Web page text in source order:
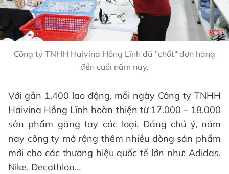
Công ty TNHH Haivina Hồng Lĩnh đã "chốt" đơn hàng
đến cuối năm nay.
Với gần 1.400 lao động, mỗi ngày Công ty TNHH
Haivina Hồng Lĩnh hoàn thiện từ 17.000 – 18.000
sản phẩm găng tay các loại. Đáng chú ý, năm
nay công ty mở rộng thêm nhiều dòng sản phẩm
mới cho các thương hiệu quốc tế lớn như: Adidas,
Nike, Decathlon…